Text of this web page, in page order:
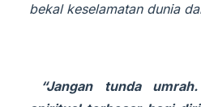
bekal keselamatan dunia
“Jangan tunda